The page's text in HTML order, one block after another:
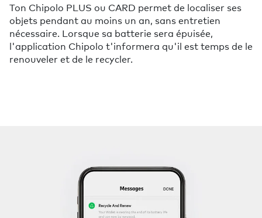
Ton Chipolo PLUS ou CARD permet de localiser ses
objets pendant au moins un an, sans entretien
nécessaire. Lorsque sa batterie sera épuisée,
l'application Chipolo t'informera qu'il est temps de le
renouveler et de le recycler.